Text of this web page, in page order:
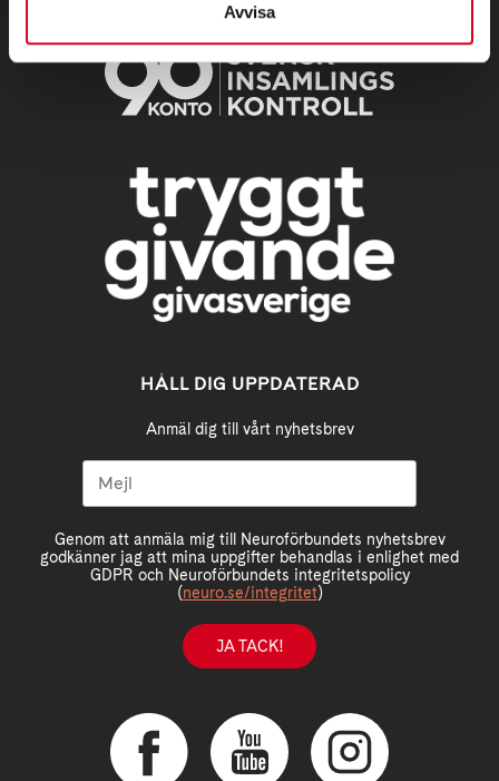
Avvisa
HÅLL DIG UPPDATERAD
Anmäl dig till vårt nyhetsbrev
Genom att anmäla mig till Neuroförbundets nyhetsbrev
godkänner jag att mina uppgifter behandlas i enlighet med
GDPR och Neuroförbundets integritetspolicy
(neuro.se/integritet)
JA TACK!